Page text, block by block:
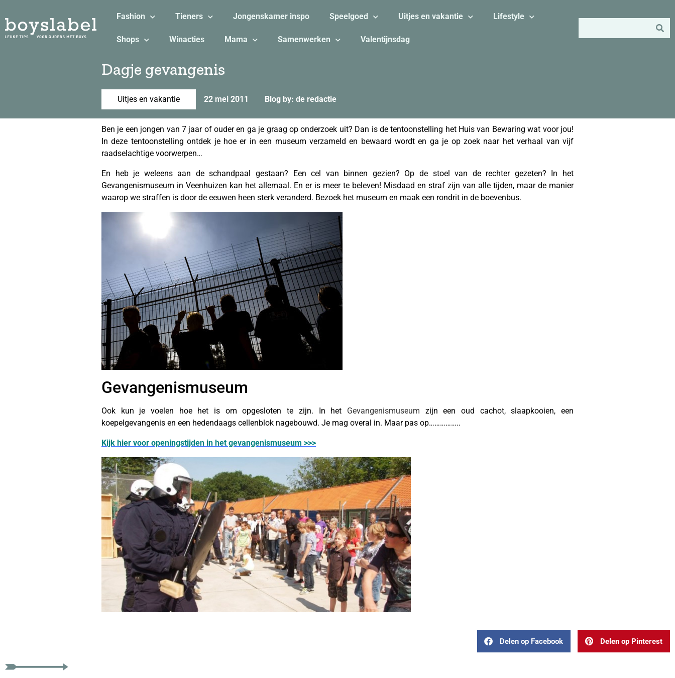
Fashion Tieners Jongenskamer inspo Speelgoed Uitjes en vakantie Lifestyle
Shops Winacties Mama Samenwerken Valentijnsdag
Dagje gevangenis
Uitjes en vakantie 22 mei 2011 Blog by: de redactie
Ben je een jongen van 7 jaar of ouder en ga je graag op onderzoek uit? Dan is de tentoonstelling het Huis van Bewaring wat voor jou!
In deze tentoonstelling ontdek je hoe er in een museum verzameld en bewaard wordt en ga je op zoek naar het verhaal van vijf
raadselachtige voorwerpen…
En heb je weleens aan de schandpaal gestaan? Een cel van binnen gezien? Op de stoel van de rechter gezeten? In het
Gevangenismuseum in Veenhuizen kan het allemaal. En er is meer te beleven! Misdaad en straf zijn van alle tijden, maar de manier
waarop we straffen is door de eeuwen heen sterk veranderd. Bezoek het museum en maak een rondrit in de boevenbus.
Gevangenismuseum
Ook kun je voelen hoe het is om opgesloten te zijn. In het Gevangenismuseum zijn een oud cachot, slaapkooien, een
koepelgevangenis en een hedendaags cellenblok nagebouwd. Je mag overal in. Maar pas op……………..
Kijk hier voor openingstijden in het gevangenismuseum >>>
Delen op Facebook Delen op Pinterest